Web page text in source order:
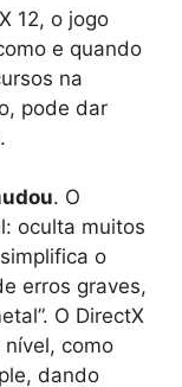
12, o jogo
e quando
na
pode dar
. O
oculta muitos
o
erros graves,
O DirectX
nível, como
dando